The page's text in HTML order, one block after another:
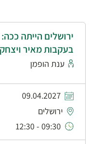
ירושלים הייתה
בעקבות מאיר
ענת הופמן
09.04.2027
ירושלים
09:30 - 12:30